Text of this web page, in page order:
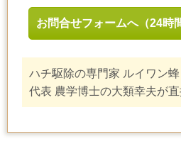
お問合せフォームへ（24時
ハチ駆除の専門家 ルイワン
代表 農学博士の大類幸夫が直